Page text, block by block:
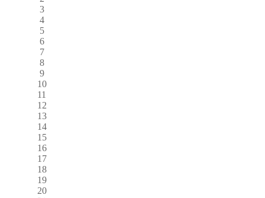
3
4
5
6
7
8
9
10
11
12
13
14
15
16
17
18
19
20